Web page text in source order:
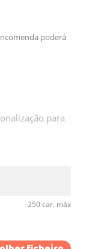
poderá
para
250 car. máx